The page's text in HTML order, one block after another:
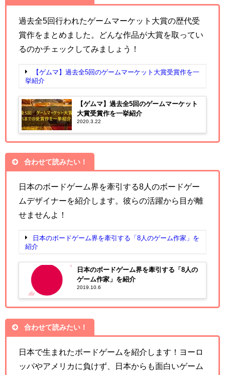
過去全5回行われたゲームマーケット大賞の歴代受
賞作をまとめました。どんな作品が大賞を取ってい
るのかチェックしてみましょう！
【ゲムマ】過去全5回のゲームマーケット大賞受賞作を一
挙紹介
【ゲムマ】過去全5回のゲームマーケット
大賞受賞作を一挙紹介
2020.3.22
合わせて読みたい！
日本のボードゲーム界を牽引する8人のボードゲー
ムデザイナーを紹介します。彼らの活躍から目が離
せませんよ！
日本のボードゲーム界を牽引する「8人のゲーム作家」を
紹介
日本のボードゲーム界を牽引する「8人の
ゲーム作家」を紹介
2019.10.6
合わせて読みたい！
日本で生まれたボードゲームを紹介します！ヨーロ
ッパやアメリカに負けず、日本からも面白いゲーム